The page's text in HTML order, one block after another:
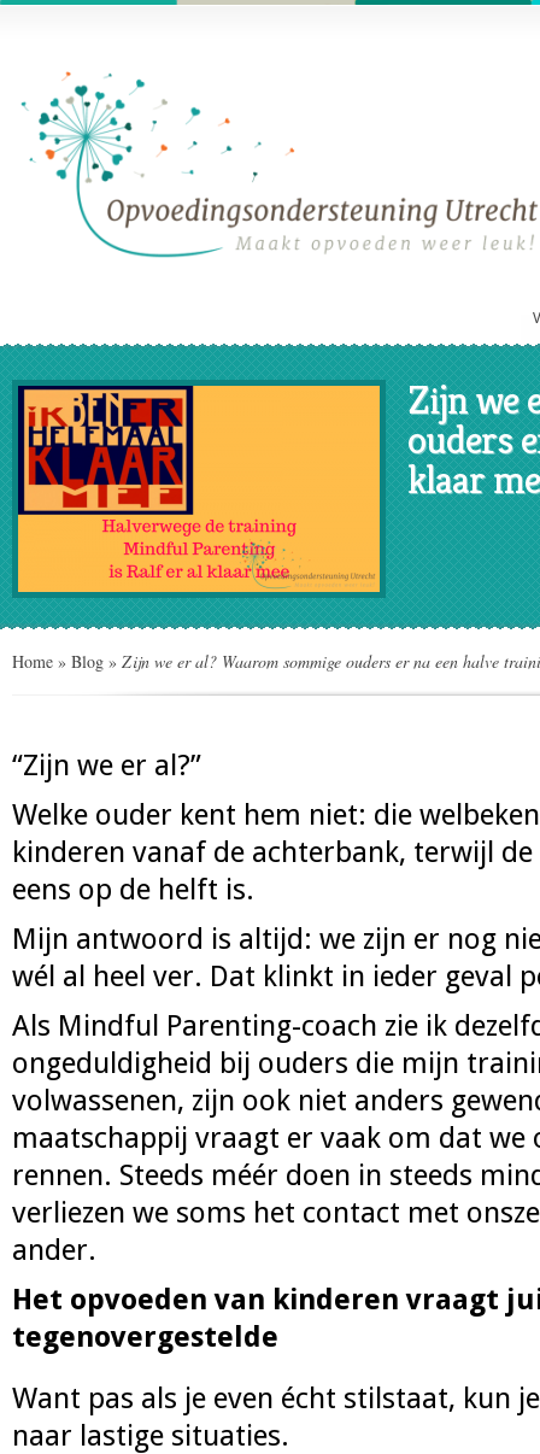
Zijn we
ouders
klaar
Home » Blog » Zijn we er al? Waarom sommige ouders er na een halve
“Zijn we er al?”
Welke ouder kent hem niet: die
kinderen vanaf de achterbank, terwijl
eens op de helft is.
Mijn antwoord is altijd: we zijn er nog
wél al heel ver. Dat klinkt in ieder geval
Als Mindful Parenting-coach zie ik
ongeduldigheid bij ouders die mijn
volwassenen, zijn ook niet anders
maatschappij vraagt er vaak om dat we
rennen. Steeds méér doen in steeds
verliezen we soms het contact met
ander.
Het opvoeden van kinderen vraagt
tegenovergestelde
Want pas als je even écht stilstaat, kun
naar lastige situaties.